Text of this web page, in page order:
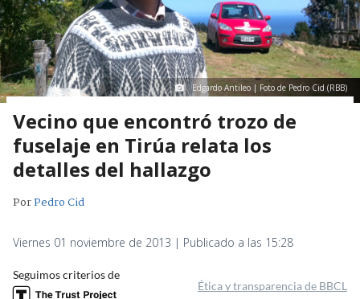
Edgardo Antileo | Foto de Pedro Cid (RBB)
Vecino que encontró trozo de
fuselaje en Tirúa relata los
detalles del hallazgo
PorPedro Cid
Viernes 01 noviembre de 2013 | Publicado a las 15:28
Seguimos criterios de
Ética y transparencia de BBCL